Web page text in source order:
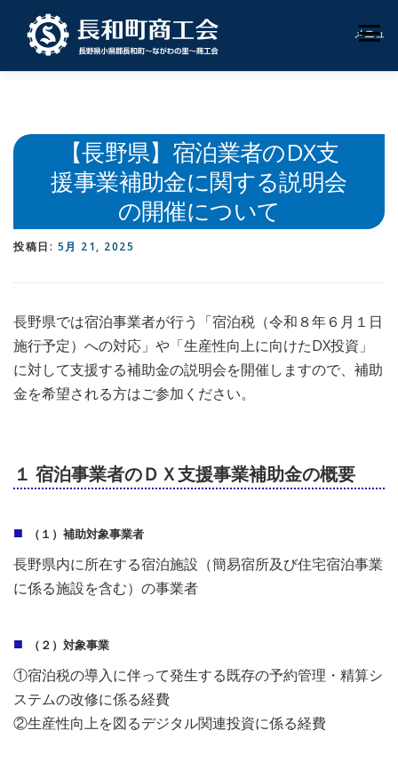
メニュー
商工会員紹介 地域いきいき券 お問合せ
【長野県】宿泊業者のDX支
援事業補助金に関する説明会
の開催について
投稿日: 5月 21, 2025
長野県では宿泊事業者が行う「宿泊税（令和８年６月１日
施行予定）への対応」や「生産性向上に向けたDX投資」
に対して支援する補助金の説明会を開催しますので、補助
金を希望される方はご参加ください。
１ 宿泊事業者のＤＸ支援事業補助金の概要
（１）補助対象事業者
長野県内に所在する宿泊施設（簡易宿所及び住宅宿泊事業
に係る施設を含む）の事業者
（２）対象事業
①宿泊税の導入に伴って発生する既存の予約管理・精算シ
ステムの改修に係る経費
②生産性向上を図るデジタル関連投資に係る経費